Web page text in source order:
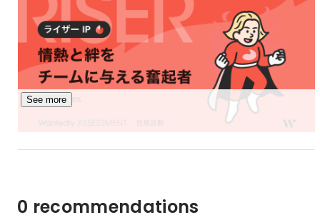
②skimama match(人材マッチング事業)
サービスページ：https://hr-match.skimama.jp/
人材紹介事業「skimama match」は、skimamaの実務研修
で「選別」された、即戦力人材のご紹介サービスです。リ
モートでもしっかり活躍するソフトスキルの高い人材を、
バックオフィス、営業、マーケティング領域などでご紹介
します。
See more
0 recommendations